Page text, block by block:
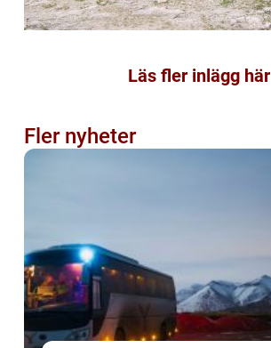
Läs fler inlägg här
Fler nyheter